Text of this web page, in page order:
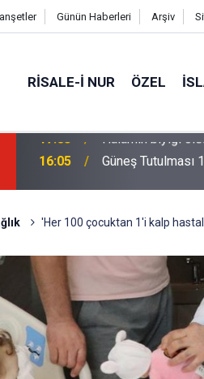
Günün Haberleri Arşiv
RISALE-I NUR ÖZEL
16:05 Güneş
'Her 100 çocuktan 1'i kalp